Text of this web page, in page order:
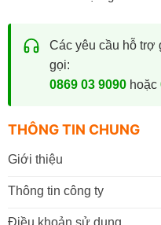
Các yêu cầu hỗ trợ
gọi:
0869 03 9090hoặc
THÔNG TIN CHUNG
Giới thiệu
Thông tin công ty
Điều khoản sử dụng